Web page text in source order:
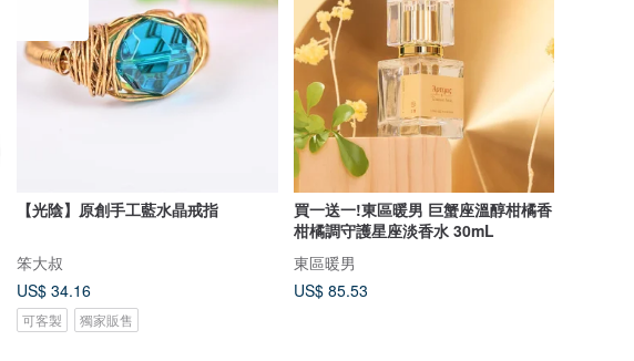
【光陰】原創手工藍水晶戒指
笨大叔
US$ 34.16
可客製 獨家販售
買一送一!東區暖男 巨蟹座溫醇柑橘香
柑橘調守護星座淡香水 30mL
東區暖男
US$ 85.53